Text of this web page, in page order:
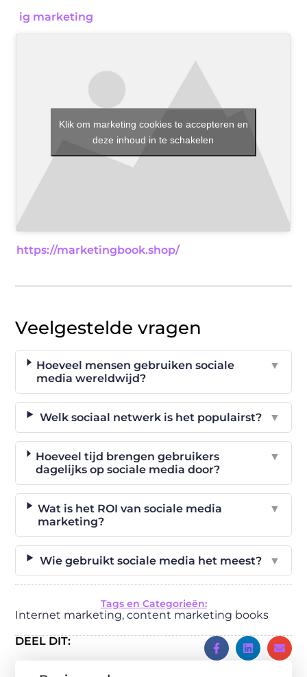
ig marketing
Klik om marketing cookies te accepteren en
deze inhoud in te schakelen
https://marketingbook.shop/
Veelgestelde vragen
Hoeveel mensen gebruiken sociale
media wereldwijd?
▼
Welk sociaal netwerk is het populairst? ▼
Hoeveel tijd brengen gebruikers
dagelijks op sociale media door?
▼
Wat is het ROI van sociale media
marketing?
▼
Wie gebruikt sociale media het meest? ▼
Tags en Categorieën:
Internet marketing,content marketing books
DEEL DIT: